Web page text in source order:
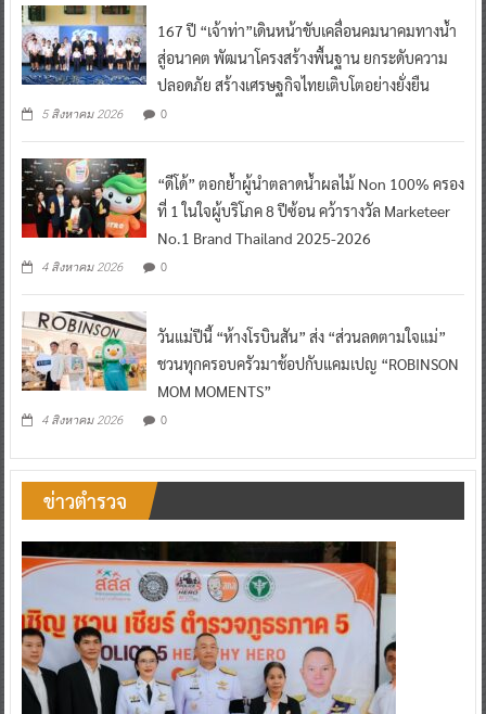
167 ปี “เจ้าท่า”เดินหน้าขับเคลื่อนคมนาคมทางน้ำ
สู่อนาคต พัฒนาโครงสร้างพื้นฐาน ยกระดับความ
ปลอดภัย สร้างเศรษฐกิจไทยเติบโตอย่างยั่งยืน
5 สิงหาคม 2026 0
“ดีโด้” ตอกย้ำผู้นำตลาดน้ำผลไม้ Non 100% ครอง
ที่ 1 ในใจผู้บริโภค 8 ปีซ้อน คว้ารางวัล Marketeer
No.1 Brand Thailand 2025-2026
4 สิงหาคม 2026 0
วันแม่ปีนี้ “ห้างโรบินสัน” ส่ง “ส่วนลดตามใจแม่”
ชวนทุกครอบครัวมาช้อปกับแคมเปญ “ROBINSON
MOM MOMENTS”
4 สิงหาคม 2026 0
ข่าวตำรวจ